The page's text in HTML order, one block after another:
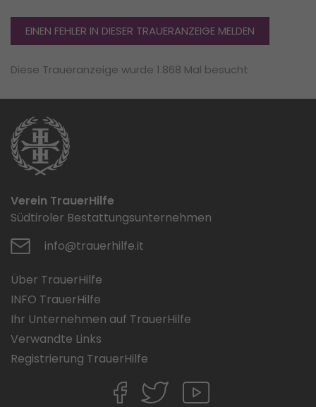
EINEN FEHLER IN DIESER TRAUERANZEIGE MELDEN
Diese Traueranzeige wurde 1.868 Mal besucht
Verein TrauerHilfe
Südtiroler Bestattungsunternehmen
info@trauerhilfe.it
Über TrauerHilfe
INFO TrauerHilfe
Ihr Unternehmen auf TrauerHilfe
Verwandte Links
Registrierung TrauerHilfe